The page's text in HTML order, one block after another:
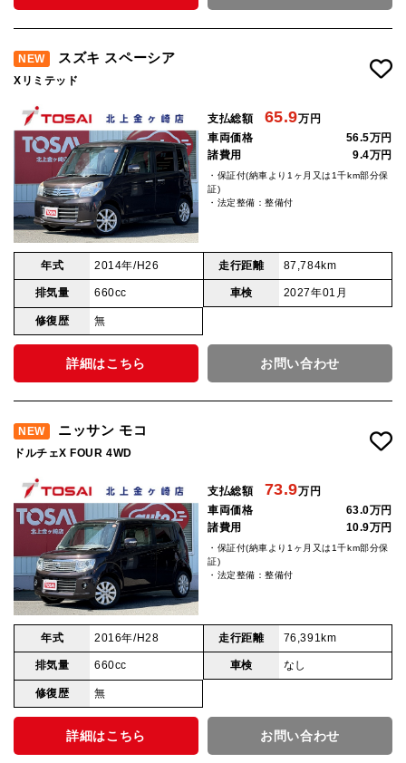
NEW スズキ スペーシア
Xリミテッド
支払総額 65.9万円
車両価格
56.5万円
諸費用
9.4万円
・保証付(納車より1ヶ月又は1千km部分保
証)
・法定整備：整備付
年式 2014年/H26 走行距離 87,784km
排気量 660cc 車検 2027年01月
修復歴 無
詳細はこちら お問い合わせ
NEW ニッサン モコ
ドルチェX FOUR 4WD
支払総額 73.9万円
車両価格
63.0万円
諸費用
10.9万円
・保証付(納車より1ヶ月又は1千km部分保
証)
・法定整備：整備付
年式 2016年/H28 走行距離 76,391km
排気量 660cc 車検 なし
修復歴 無
詳細はこちら お問い合わせ